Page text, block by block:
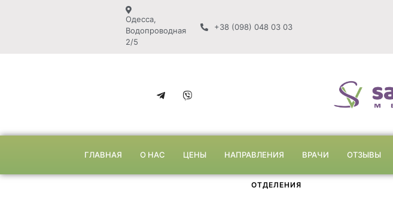
Одесса,
Водопроводная
2/5
+38 (098) 048 03 03
ГЛАВНАЯ О НАС ЦЕНЫ НАПРАВЛЕНИЯ ВРАЧИ ОТЗЫВЫ
ОТДЕЛЕНИЯ